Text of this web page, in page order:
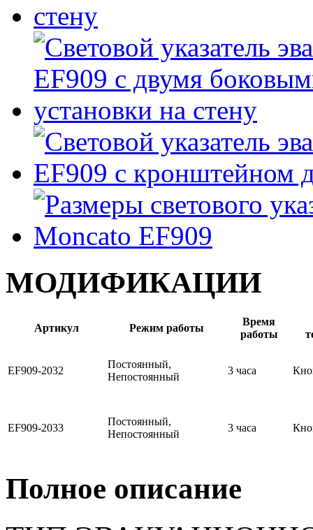
МОДИФИКАЦИИ
Артикул Режим работы
Время
работы
EF909-2032
Постоянный,
Непостоянный
3 часа
EF909-2033
Постоянный,
Непостоянный
3 часа
Полное описание